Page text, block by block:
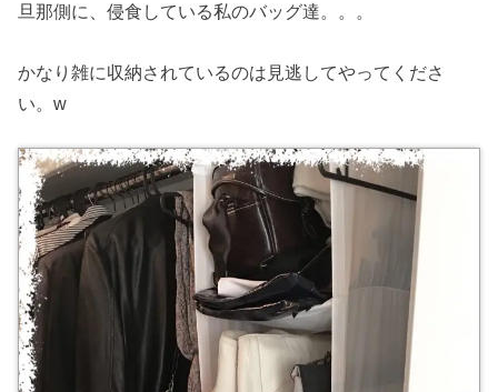
旦那側に、侵食している私のバッグ達。。。
かなり雑に収納されているのは見逃してやってくださ
い。w